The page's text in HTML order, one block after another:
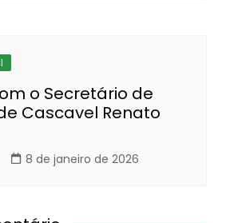
o Secretário de
Cascavel Renato
8 de janeiro de 2026